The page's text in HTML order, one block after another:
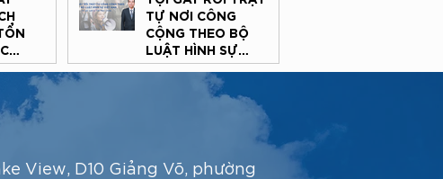
TỰ NƠI CÔNG
CỘNG THEO BỘ
LUẬT HÌNH SỰ
VIỆT NAM
View, D10 Giảng Võ, phường